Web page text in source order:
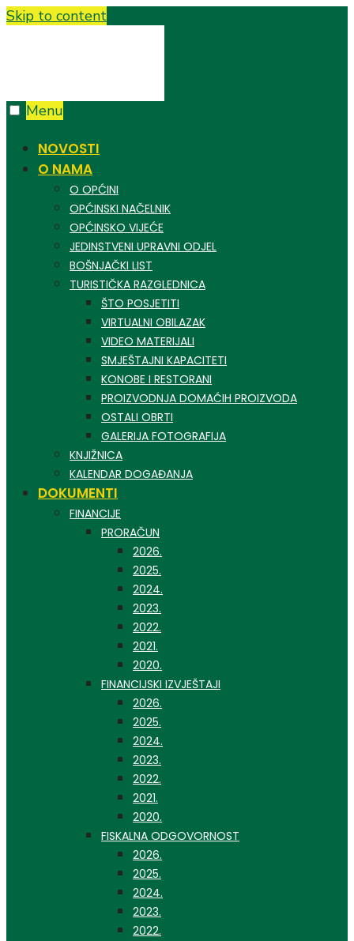
Skip to content
Menu
NOVOSTI
O NAMA
O OPĆINI
OPĆINSKI NAČELNIK
OPĆINSKO VIJEĆE
JEDINSTVENI UPRAVNI ODJEL
BOŠNJAČKI LIST
TURISTIČKA RAZGLEDNICA
ŠTO POSJETITI
VIRTUALNI OBILAZAK
VIDEO MATERIJALI
SMJEŠTAJNI KAPACITETI
KONOBE I RESTORANI
PROIZVODNJA DOMAĆIH PROIZVODA
OSTALI OBRTI
GALERIJA FOTOGRAFIJA
KNJIŽNICA
KALENDAR DOGAĐANJA
DOKUMENTI
FINANCIJE
PRORAČUN
2026.
2025.
2024.
2023.
2022.
2021.
2020.
FINANCIJSKI IZVJEŠTAJI
2026.
2025.
2024.
2023.
2022.
2021.
2020.
FISKALNA ODGOVORNOST
2026.
2025.
2024.
2023.
2022.